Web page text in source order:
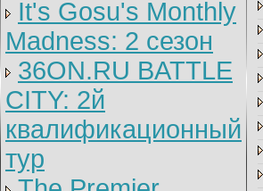
It's Gosu's Monthly
Madness: 2 сезон
36ON.RU BATTLE
CITY: 2й
квалификационный
тур